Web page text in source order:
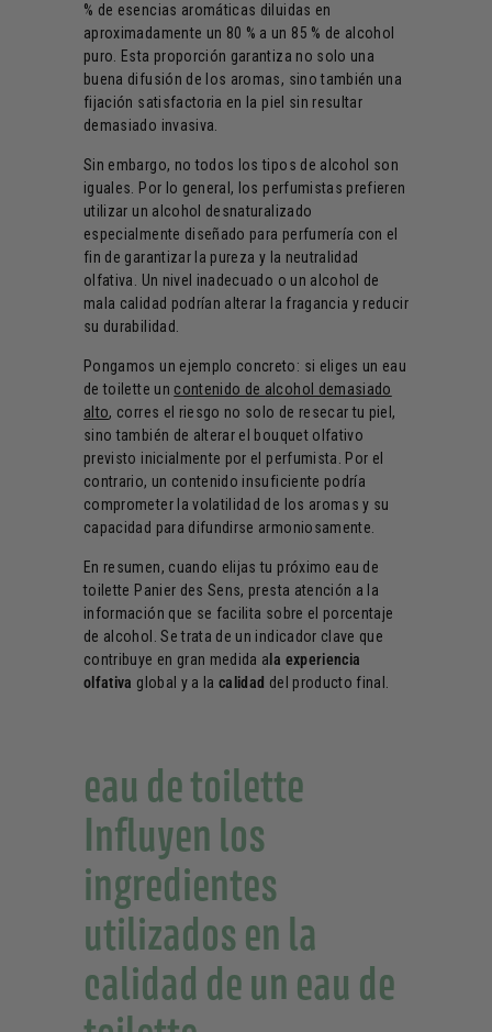
% de esencias aromáticas diluidas en
aproximadamente un 80 % a un 85 % de alcohol
puro. Esta proporción garantiza no solo una
buena difusión de los aromas, sino también una
fijación satisfactoria en la piel sin resultar
demasiado invasiva.
Sin embargo, no todos los tipos de alcohol son
iguales. Por lo general, los perfumistas prefieren
utilizar un alcohol desnaturalizado
especialmente diseñado para perfumería con el
fin de garantizar la pureza y la neutralidad
olfativa. Un nivel inadecuado o un alcohol de
mala calidad podrían alterar la fragancia y reducir
su durabilidad.
Pongamos un ejemplo concreto: si eliges un eau
de toilette un contenido de alcohol demasiado
alto, corres el riesgo no solo de resecar tu piel,
sino también de alterar el bouquet olfativo
previsto inicialmente por el perfumista. Por el
contrario, un contenido insuficiente podría
comprometer la volatilidad de los aromas y su
capacidad para difundirse armoniosamente.
En resumen, cuando elijas tu próximo eau de
toilette Panier des Sens, presta atención a la
información que se facilita sobre el porcentaje
de alcohol. Se trata de un indicador clave que
contribuye en gran medida a la experiencia
olfativa global y a lacalidad del producto final.
eau de toilette
Influyen los
ingredientes
utilizados en la
calidad de un eau de